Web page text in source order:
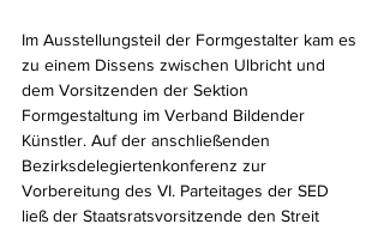
Im Ausstellungsteil der Formgestalter kam es
zu einem Dissens zwischen Ulbricht und
dem Vorsitzenden der Sektion
Formgestaltung im Verband Bildender
Künstler. Auf der anschließenden
Bezirksdelegiertenkonferenz zur
Vorbereitung des VI. Parteitages der SED
ließ der Staatsratsvorsitzende den Streit